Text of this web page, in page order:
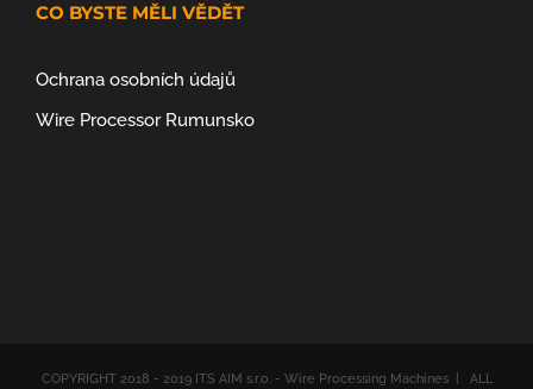
CO BYSTE MĚLI VĚDĚT
Ochrana osobních údajů
Wire Processor Rumunsko
COPYRIGHT 2018 - 2019 ITS AIM s.r.o. - Wire Processing Machines | ALL